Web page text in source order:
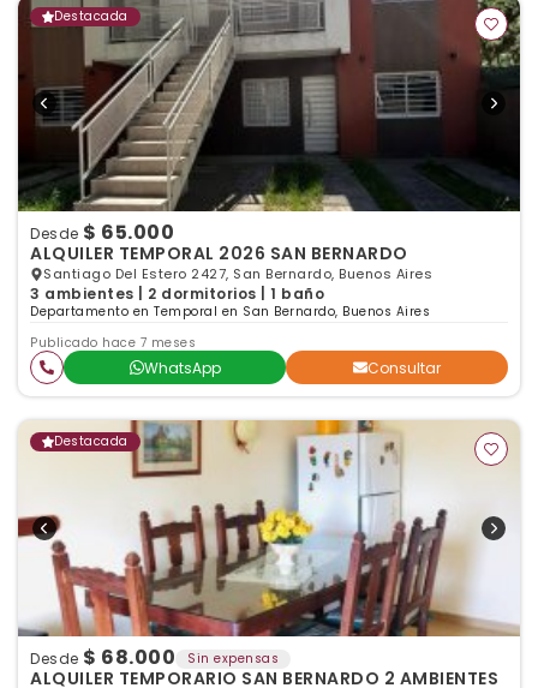
Destacada
Desde $ 65.000
ALQUILER TEMPORAL 2026 SAN BERNARDO
Santiago Del Estero 2427, San Bernardo, Buenos Aires
3 ambientes | 2 dormitorios | 1 baño
Departamento en Temporal en San Bernardo, Buenos Aires
Publicado hace 7 meses
WhatsApp Consultar
Destacada
Desde $ 68.000 Sin expensas
ALQUILER TEMPORARIO SAN BERNARDO 2 AMBIENTES